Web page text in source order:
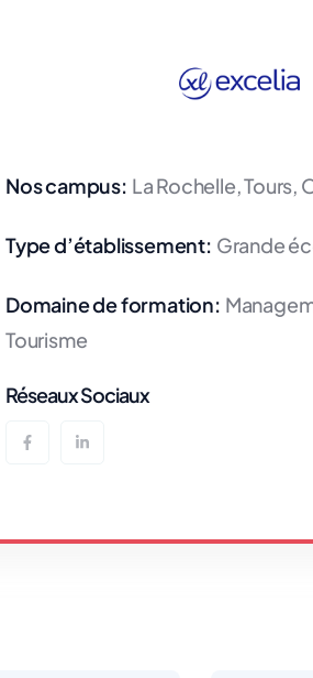
Nos campus: La Rochelle, Tours,
Type d’établissement: Grande
Domaine de formation:
Tourisme
Réseaux Sociaux